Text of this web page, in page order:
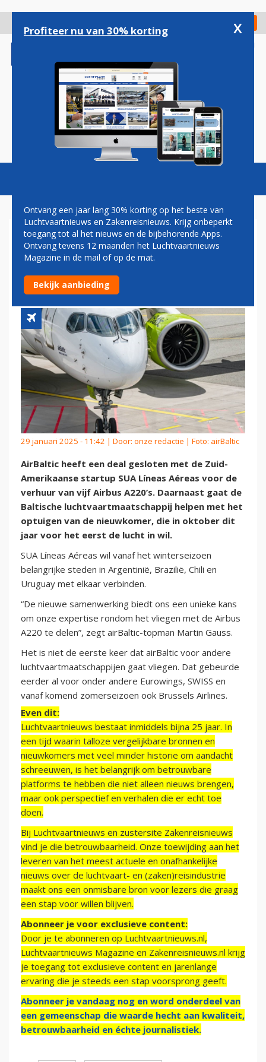
gaan
Check in
Magazine Podcasts Vacatures
AIRBALTIC VERHUURT AIRBUS
A220’S AAN ZUID-
AMERIKAANSE STARTUP
29 januari 2025 - 11:42 | Door: onze redactie | Foto: airBaltic
AirBaltic heeft een deal gesloten met de Zuid-
Amerikaanse startup SUA Líneas Aéreas voor de
verhuur van vijf Airbus A220’s. Daarnaast gaat de
Baltische luchtvaartmaatschappij helpen met het
optuigen van de nieuwkomer, die in oktober dit
jaar voor het eerst de lucht in wil.
SUA Líneas Aéreas wil vanaf het winterseizoen
belangrijke steden in Argentinië, Brazilië, Chili en
Uruguay met elkaar verbinden.
“De nieuwe samenwerking biedt ons een unieke kans
om onze expertise rondom het vliegen met de Airbus
A220 te delen”, zegt airBaltic-topman Martin Gauss.
Het is niet de eerste keer dat airBaltic voor andere
luchtvaartmaatschappijen gaat vliegen. Dat gebeurde
eerder al voor onder andere Eurowings, SWISS en
vanaf komend zomerseizoen ook Brussels Airlines.
Even dit:
Luchtvaartnieuws bestaat inmiddels bijna 25 jaar. In
een tijd waarin talloze vergelijkbare bronnen en
nieuwkomers met veel minder historie om aandacht
schreeuwen, is het belangrijk om betrouwbare
platforms te hebben die niet alleen nieuws brengen,
maar ook perspectief en verhalen die er echt toe
doen.
Bij Luchtvaartnieuws en zustersite Zakenreisnieuws
vind je die betrouwbaarheid. Onze toewijding aan het
leveren van het meest actuele en onafhankelijke
nieuws over de luchtvaart- en (zaken)reisindustrie
maakt ons een onmisbare bron voor lezers die graag
een stap voor willen blijven.
Abonneer je voor exclusieve content:
Door je te abonneren op Luchtvaartnieuws.nl,
Luchtvaartnieuws Magazine en Zakenreisnieuws.nl krijg
je toegang tot exclusieve content en jarenlange
ervaring die je steeds een stap voorsprong geeft.
Abonneer je vandaag nog en word onderdeel van
een gemeenschap die waarde hecht aan kwaliteit,
betrouwbaarheid en échte journalistiek.
Profiteer nu van 30% korting x
Ontvang een jaar lang 30% korting op het beste van
Luchtvaartnieuws en Zakenreisnieuws. Krijg onbeperkt
toegang tot al het nieuws en de bijbehorende Apps.
Ontvang tevens 12 maanden het Luchtvaartnieuws
Magazine in de mail of op de mat.
Bekijk aanbieding